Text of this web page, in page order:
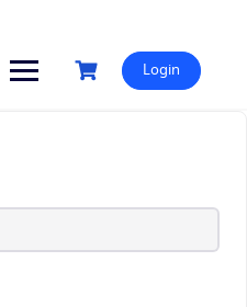
Login